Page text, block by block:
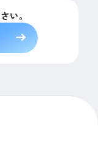
い。